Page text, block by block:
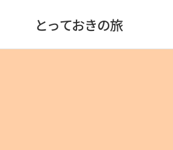
とっておきの旅